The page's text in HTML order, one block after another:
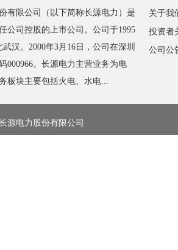
有限公司（以下简称长源电力）是
公司控股的上市公司。公司于1995
汉。2000年3月16日，公司在深圳
000966。长源电力主营业务为电
板块主要包括火电、水电...
关于我
投资者
公司公
源电力股份有限公司